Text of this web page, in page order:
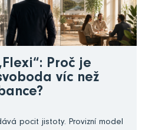
Proč je
víc než
pocit jistoty. Provizní model